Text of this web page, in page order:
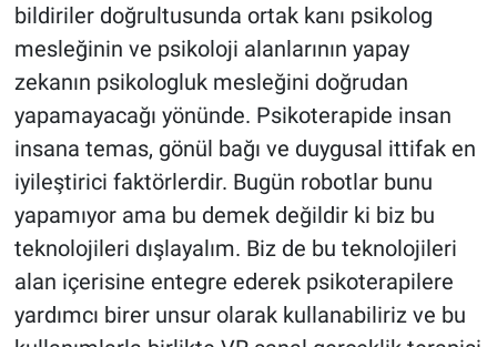
bildiriler doğrultusunda ortak kanı psikolog
mesleğinin ve psikoloji alanlarının yapay
zekanın psikologluk mesleğini doğrudan
yapamayacağı yönünde. Psikoterapide insan
insana temas, gönül bağı ve duygusal ittifak en
iyileştirici faktörlerdir. Bugün robotlar bunu
yapamıyor ama bu demek değildir ki biz bu
teknolojileri dışlayalım. Biz de bu teknolojileri
alan içerisine entegre ederek psikoterapilere
yardımcı birer unsur olarak kullanabiliriz ve bu